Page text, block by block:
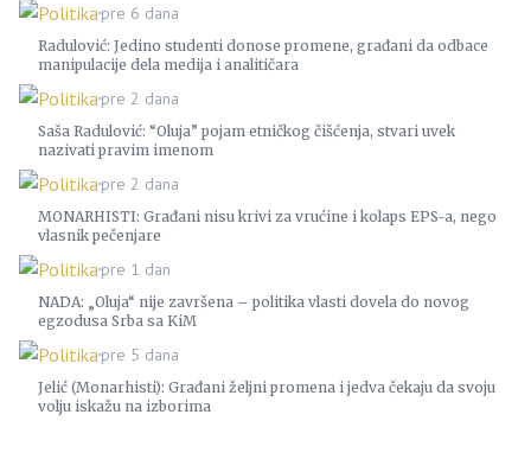
Politikapre 6 dana
Radulović: Jedino studenti donose promene, građani da odbace
manipulacije dela medija i analitičara
Politikapre 2 dana
Saša Radulović: “Oluja” pojam etničkog čišćenja, stvari uvek
nazivati pravim imenom
Politikapre 2 dana
MONARHISTI: Građani nisu krivi za vrućine i kolaps EPS-a, nego
vlasnik pečenjare
Politikapre 1 dan
NADA: „Oluja“ nije završena – politika vlasti dovela do novog
egzodusa Srba sa KiM
Politikapre 5 dana
Jelić (Monarhisti): Građani željni promena i jedva čekaju da svoju
volju iskažu na izborima